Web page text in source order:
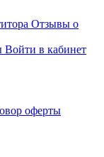
Отзывы о
Войти в кабинет
оферты